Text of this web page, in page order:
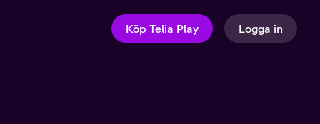
Köp Telia Play Logga in